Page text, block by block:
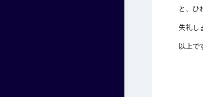
と、ひ
失礼し
以上で